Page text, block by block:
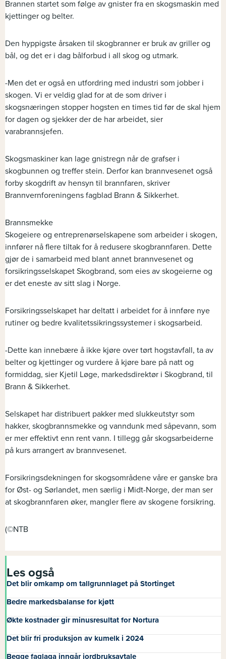
Brannen startet som følge av gnister fra en skogsmaskin med
kjettinger og belter.
Den hyppigste årsaken til skogbranner er bruk av griller og
bål, og det er i dag bålforbud i all skog og utmark.
-Men det er også en utfordring med industri som jobber i
skogen. Vi er veldig glad for at de som driver i
skogsnæringen stopper hogsten en times tid før de skal hjem
for dagen og sjekker der de har arbeidet, sier
varabrannsjefen.
Skogsmaskiner kan lage gnistregn når de grafser i
skogbunnen og treffer stein. Derfor kan brannvesenet også
forby skogdrift av hensyn til brannfaren, skriver
Brannvernforeningens fagblad Brann & Sikkerhet.
Brannsmekke
Skogeiere og entreprenørselskapene som arbeider i skogen,
innfører nå flere tiltak for å redusere skogbrannfaren. Dette
gjør de i samarbeid med blant annet brannvesenet og
forsikringsselskapet Skogbrand, som eies av skogeierne og
er det eneste av sitt slag i Norge.
Forsikringsselskapet har deltatt i arbeidet for å innføre nye
rutiner og bedre kvalitetssikringssystemer i skogsarbeid.
-Dette kan innebære å ikke kjøre over tørt hogstavfall, ta av
belter og kjettinger og vurdere å kjøre bare på natt og
formiddag, sier Kjetil Løge, markedsdirektør i Skogbrand, til
Brann & Sikkerhet.
Selskapet har distribuert pakker med slukkeutstyr som
hakker, skogbrannsmekke og vanndunk med såpevann, som
er mer effektivt enn rent vann. I tillegg går skogsarbeiderne
på kurs arrangert av brannvesenet.
Forsikringsdekningen for skogsområdene våre er ganske bra
for Øst- og Sørlandet, men særlig i Midt-Norge, der man ser
at skogbrannfaren øker, mangler flere av skogene forsikring.
(©NTB
Les også
Det blir omkamp om tallgrunnlaget på Stortinget
Bedre markedsbalanse for kjøtt
Økte kostnader gir minusresultat for Nortura
Det blir fri produksjon av kumelk i 2024
Begge faglaga inngår jordbruksavtale